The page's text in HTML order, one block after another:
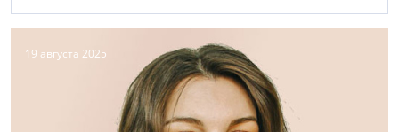
19 августа 2025